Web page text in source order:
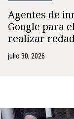
Agentes de
Google para
realizar
julio 30, 2026